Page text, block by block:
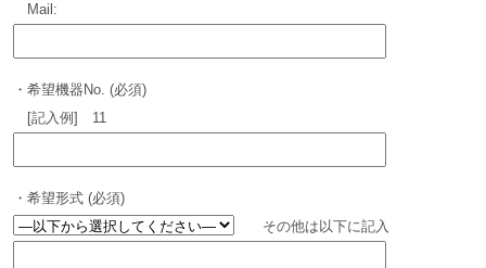
Mail:
・希望機器No. (必須)
[記入例] 11
・希望形式 (必須)
その他は以下に記入